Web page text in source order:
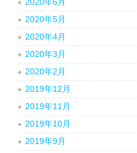
2020年6月
2020年5月
2020年4月
2020年3月
2020年2月
2019年12月
2019年11月
2019年10月
2019年9月